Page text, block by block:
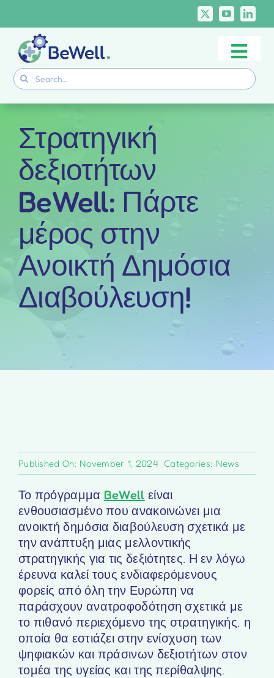
content
Project
Search
for:
Στρατηγική
δεξιοτήτων
BeWell: Πάρτε
μέρος στην
Ανοικτή Δημόσια
Διαβούλευση!
Published On: November 1, 2024 Categories: News
Το πρόγραμμα BeWell είναι
ενθουσιασμένο που ανακοινώνει μια
ανοικτή δημόσια διαβούλευση σχετικά με
την ανάπτυξη μιας μελλοντικής
στρατηγικής για τις δεξιότητες. Η εν λόγω
έρευνα καλεί τους ενδιαφερόμενους
φορείς από όλη την Ευρώπη να
παράσχουν ανατροφοδότηση σχετικά με
το πιθανό περιεχόμενο της στρατηγικής, η
οποία θα εστιάζει στην ενίσχυση των
ψηφιακών και πράσινων δεξιοτήτων στον
τομέα της υγείας και της περίθαλψης.